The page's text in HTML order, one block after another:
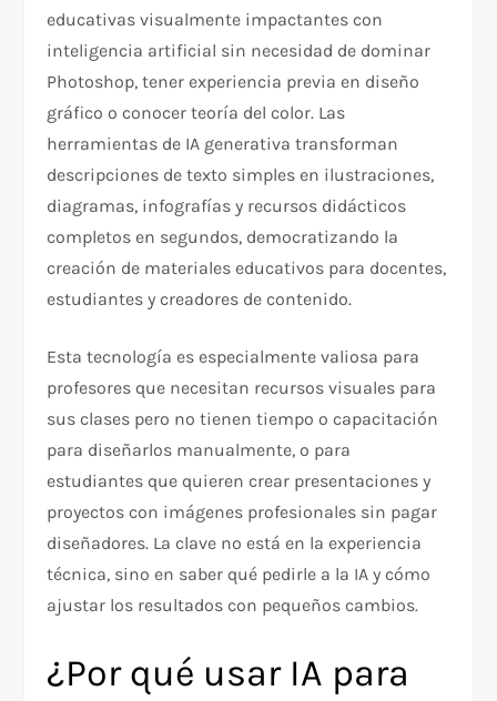
educativas visualmente impactantes con
inteligencia artificial sin necesidad de dominar
Photoshop, tener experiencia previa en diseño
gráfico o conocer teoría del color. Las
herramientas de IA generativa transforman
descripciones de texto simples en ilustraciones,
diagramas, infografías y recursos didácticos
completos en segundos, democratizando la
creación de materiales educativos para docentes,
estudiantes y creadores de contenido.
Esta tecnología es especialmente valiosa para
profesores que necesitan recursos visuales para
sus clases pero no tienen tiempo o capacitación
para diseñarlos manualmente, o para
estudiantes que quieren crear presentaciones y
proyectos con imágenes profesionales sin pagar
diseñadores. La clave no está en la experiencia
técnica, sino en saber qué pedirle a la IA y cómo
ajustar los resultados con pequeños cambios.
¿Por qué usar IA para